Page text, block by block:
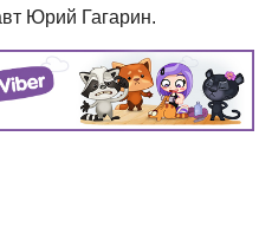
Юрий Гагарин.